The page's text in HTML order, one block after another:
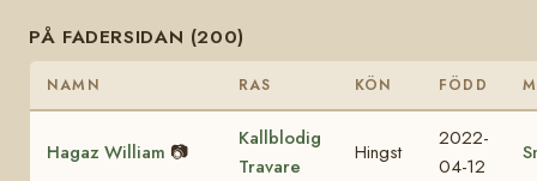
PÅ FADERSIDAN (200)
NAMN RAS KÖN FÖDD
Hagaz William 📷
Kallblodig
Travare
Hingst
2022-
04-12